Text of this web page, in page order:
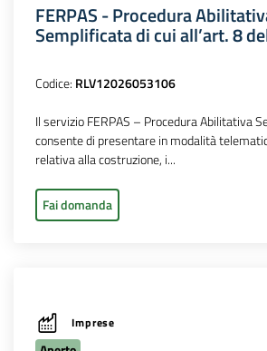
FERPAS - Procedura
Semplificata di cui all’art. 8
Codice: RLV12026053106
Il servizio FERPAS – Procedura Abilitativa
consente di presentare in modalità
relativa alla costruzione, i...
Fai domanda
Imprese